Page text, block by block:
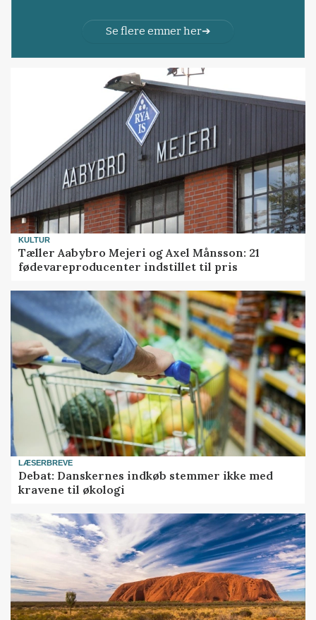
Se flere emner her
KULTUR
Tæller Aabybro Mejeri og Axel Månsson: 21
fødevareproducenter indstillet til pris
LÆSERBREVE
Debat: Danskernes indkøb stemmer ikke med
kravene til økologi